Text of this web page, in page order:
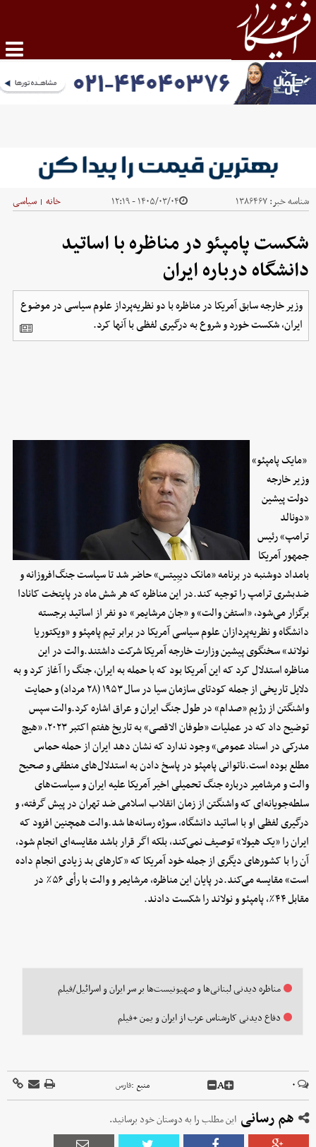
شناسه خبر:۱۳۸۶۴۶۷ ۱۴۰۵/۰۳/۰۴ - ۱۲:۱۹ خانه | سیاسی
شکست پامپئو در مناظره با اساتید
دانشگاه درباره ایران
وزیر خارجه سابق آمریکا در مناظره با دو نظریه‌پرداز علوم سیاسی در موضوع
ایران، شکست خورد و شروع به درگیری لفظی با آنها کرد.
«مایک پامپئو»
وزیر خارجه
دولت پیشین
«دونالد
ترامپ» رئیس
جمهور آمریکا
بامداد دوشنبه در برنامه «مانک دیبِیتس» حاضر شد تا سیاست جنگ‌افروزانه و
ضدبشری ترامپ را توجیه کند.در این مناظره که هر شش ماه در پایتخت کانادا
برگزار می‌شود، «استفن والت» و «جان مرشایمر» دو نفر از اساتید برجسته
دانشگاه و نظریه‌پردازان علوم سیاسی آمریکا در برابر تیم پامپئو و «ویکتوریا
نولاند» سخنگوی پیشین وزارت خارجه آمریکا شرکت داشتند.والت در این
مناظره استدلال کرد که این آمریکا بود که با حمله به ایران، جنگ را آغاز کرد و به
دلایل تاریخی از جمله کودتای سازمان سیا در سال ۱۹۵۳ (۲۸ مرداد) و حمایت
واشنگتن از رژیم «صدام» در طول جنگ ایران و عراق اشاره کرد.والت سپس
توضیح داد که در عملیات «طوفان الاقصی» به تاریخ هفتم اکتبر ۲۰۲۳، «هیچ
مدرکی در اسناد عمومی» وجود ندارد که نشان دهد ایران از حمله حماس
مطلع بوده است.ناتوانی پامپئو در پاسخ دادن به استدلال‌های منطقی و صحیح
والت و مرشامیر درباره جنگ تحمیلی اخیر آمریکا علیه ایران و سیاست‌های
سلطه‌جویانه‌ای که واشنگتن از زمان انقلاب اسلامی ضد تهران در پیش گرفته، و
درگیری لفظی او با اساتید دانشگاه، سوژه رسانه‌ها شد.والت همچنین افزود که
ایران را «یک هیولا» توصیف نمی‌کند، بلکه اگر قرار باشد مقایسه‌ای انجام شود،
آن را با کشورهای دیگری از جمله خود آمریکا که «کارهای بد زیادی انجام داده
است» مقایسه می‌کند.در پایان این مناظره، مرشایمر و والت با رأی ۵۶٪ در
مقابل ۴۴٪، پامپئو و نولاند را شکست دادند.
مناظره دیدنی لبنانی‌ها و صهیونیست‌ها بر سر ایران و اسرائیل/فیلم
دفاع دیدنی کارشناس عرب از ایران و یمن +فیلم
۰ A منبع :فارس
هم رسانی این مطلب را به دوستان خود برسانید.